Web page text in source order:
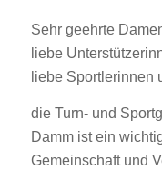
Sehr geehrte
liebe
liebe Sportlerinnen
die Turn- und
Damm ist ein
Gemeinschaft und